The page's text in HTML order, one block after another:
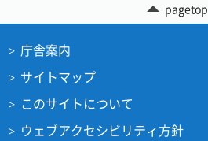
pagetop
庁舎案内
サイトマップ
このサイトについて
ウェブアクセシビリティ方針